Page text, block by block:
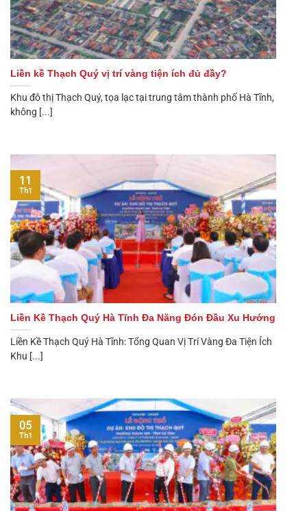
Liền kề Thạch Quý vị trí vàng tiện ích đủ đầy?
Khu đô thị Thạch Quý, tọa lạc tại trung tâm thành phố Hà Tĩnh,
không [...]
Liền Kề Thạch Quý Hà Tĩnh Đa Năng Đón Đầu Xu Hướng
Liền Kề Thạch Quý Hà Tĩnh: Tổng Quan Vị Trí Vàng Đa Tiện Ích
Khu [...]
11
Th1
05
Th1